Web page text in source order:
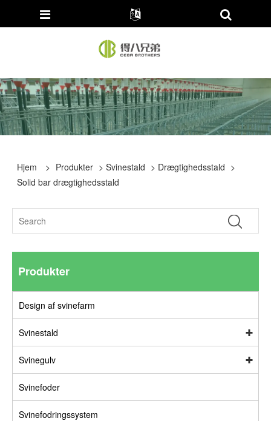
Hjem > Produkter >Svinestald > Drægtighedsstald >
Solid bar drægtighedsstald
Produkter
Design af svinefarm
Svinestald
Svinegulv
Svinefoder
Svinefodringssystem